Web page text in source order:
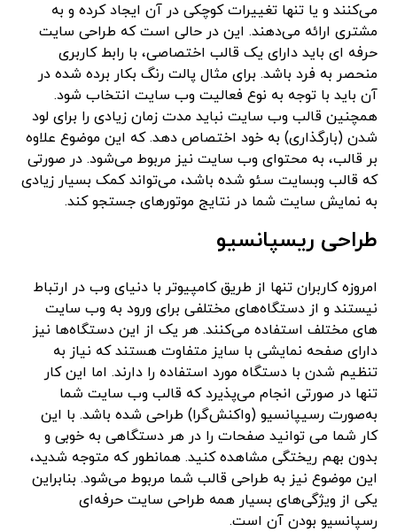
می‌کنند و یا تنها تغییرات کوچکی در آن ایجاد کرده و به
مشتری ارائه می‌دهند. این در حالی است که طراحی سایت
حرفه ای باید دارای یک قالب اختصاصی، با رابط کاربری
منحصر به فرد باشد. برای مثال پالت رنگ بکار برده شده در
آن باید با توجه به نوع فعالیت وب سایت انتخاب شود.
همچنین قالب وب سایت نباید مدت زمان زیادی را برای لود
شدن (بارگذاری) به خود اختصاص دهد. که این موضوع علاوه
بر قالب، به محتوای وب سایت نیز مربوط می‌شود. در صورتی
که قالب وبسایت سئو شده باشد، می‌تواند کمک بسیار زیادی
به نمایش سایت شما در نتایج موتورهای جستجو کند.
طراحی ریسپانسیو
امروزه کاربران تنها از طریق کامپیوتر با دنیای وب در ارتباط
نیستند و از دستگاه‌های مختلفی برای ورود به وب سایت
های مختلف استفاده می‌کنند. هر یک از این دستگاه‌ها نیز
دارای صفحه نمایشی با سایز متفاوت هستند که نیاز به
تنظیم شدن با دستگاه مورد استفاده را دارند. اما این کار
تنها در صورتی انجام می‌پذیرد که قالب وب سایت شما
به‌صورت رسیپانسیو (واکنش‌گرا) طراحی شده باشد. با این
کار شما می توانید صفحات را در هر دستگاهی به خوبی و
بدون بهم ریختگی مشاهده کنید. همانطور که متوجه شدید،
این موضوع نیز به طراحی قالب شما مربوط می‌شود. بنابراین
یکی از ویژگی‌های بسیار همه طراحی سایت حرفه‌ای
رسپانسیو بودن آن است.